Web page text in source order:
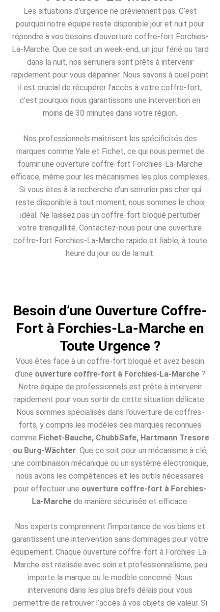
Les situations d’urgence ne préviennent pas. C’est
pourquoi notre équipe reste disponible jour et nuit pour
répondre à vos besoins d’ouverture coffre-fort Forchies-
La-Marche. Que ce soit un week-end, un jour férié ou tard
dans la nuit, nos serruriers sont prêts à intervenir
rapidement pour vous dépanner. Nous savons à quel point
il est crucial de récupérer l’accès à votre coffre-fort,
c’est pourquoi nous garantissons une intervention en
moins de 30 minutes dans votre région.
Nos professionnels maîtrisent les spécificités des
marques comme Yale et Fichet, ce qui nous permet de
fournir une ouverture coffre-fort Forchies-La-Marche
efficace, même pour les mécanismes les plus complexes.
Si vous êtes à la recherche d’un serrurier pas cher qui
reste disponible à tout moment, nous sommes le choix
idéal. Ne laissez pas un coffre-fort bloqué perturber
votre tranquillité. Contactez-nous pour une ouverture
coffre-fort Forchies-La-Marche rapide et fiable, à toute
heure du jour ou de la nuit.
Besoin d’une Ouverture Coffre-
Fort à Forchies-La-Marche en
Toute Urgence ?
Vous êtes face à un coffre-fort bloqué et avez besoin
d’une ouverture coffre-fort à Forchies-La-Marche ?
Notre équipe de professionnels est prête à intervenir
rapidement pour vous sortir de cette situation délicate.
Nous sommes spécialisés dans l’ouverture de coffres-
forts, y compris les modèles des marques reconnues
comme Fichet-Bauche, ChubbSafe, Hartmann Tresore
ou Burg-Wächter . Que ce soit pour un mécanisme à clé,
une combinaison mécanique ou un système électronique,
nous avons les compétences et les outils nécessaires
pour effectuer une ouverture coffre-fort à Forchies-
La-Marchede manière sécurisée et efficace.
Nos experts comprennent l’importance de vos biens et
garantissent une intervention sans dommages pour votre
équipement. Chaque ouverture coffre-fort à Forchies-La-
Marche est réalisée avec soin et professionnalisme, peu
importe la marque ou le modèle concerné. Nous
intervenons dans les plus brefs délais pour vous
permettre de retrouver l’accès à vos objets de valeur. Si